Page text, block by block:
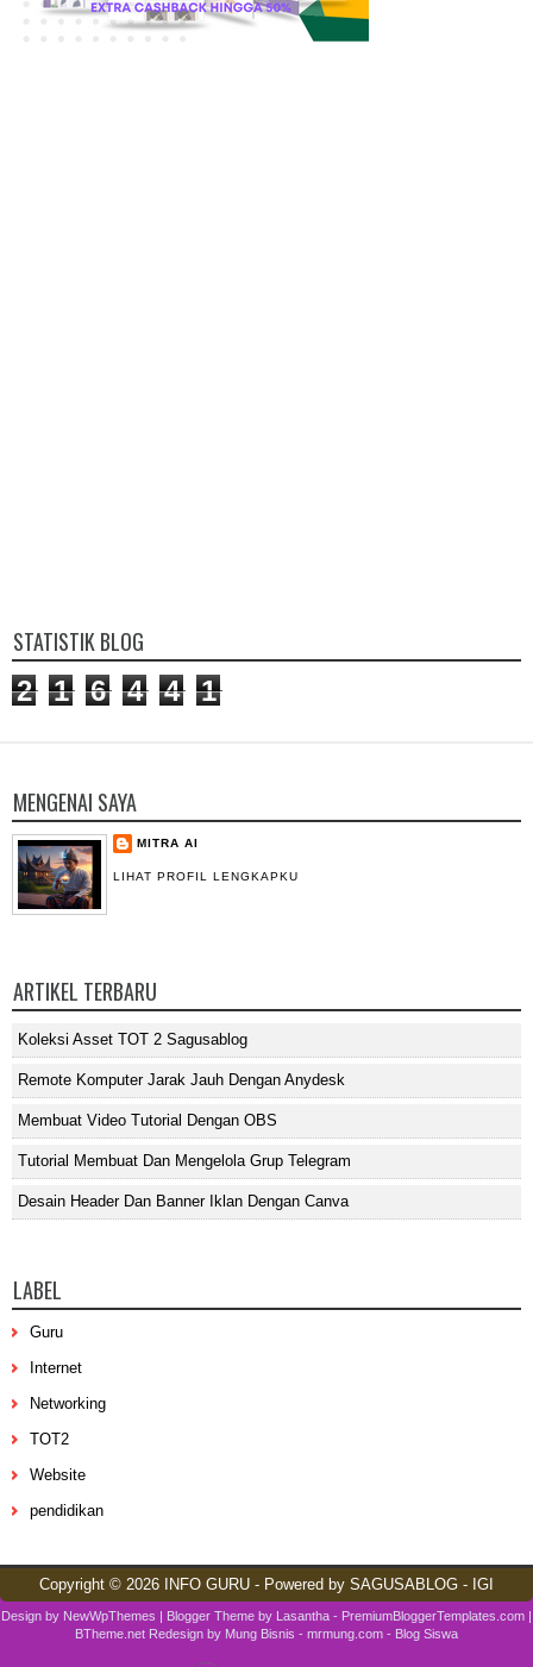
STATISTIK BLOG
2 1 6 4 4 1
MENGENAI SAYA
MITRA AI
LIHAT PROFIL LENGKAPKU
ARTIKEL TERBARU
Koleksi Asset TOT 2 Sagusablog
Remote Komputer Jarak Jauh Dengan Anydesk
Membuat Video Tutorial Dengan OBS
Tutorial Membuat Dan Mengelola Grup Telegram
Desain Header Dan Banner Iklan Dengan Canva
LABEL
Guru
Internet
Networking
TOT2
Website
pendidikan
Copyright © 2026 INFO GURU - Powered by SAGUSABLOG - IGI
Design by NewWpThemes | Blogger Theme by Lasantha - PremiumBloggerTemplates.com |
BTheme.net Redesign by Mung Bisnis - mrmung.com - Blog Siswa